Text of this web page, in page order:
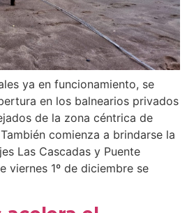
ya en funcionamiento, se
en los balnearios privados
de la zona céntrica de
comienza a brindarse la
Las Cascadas y Puente
viernes 1º de diciembre se